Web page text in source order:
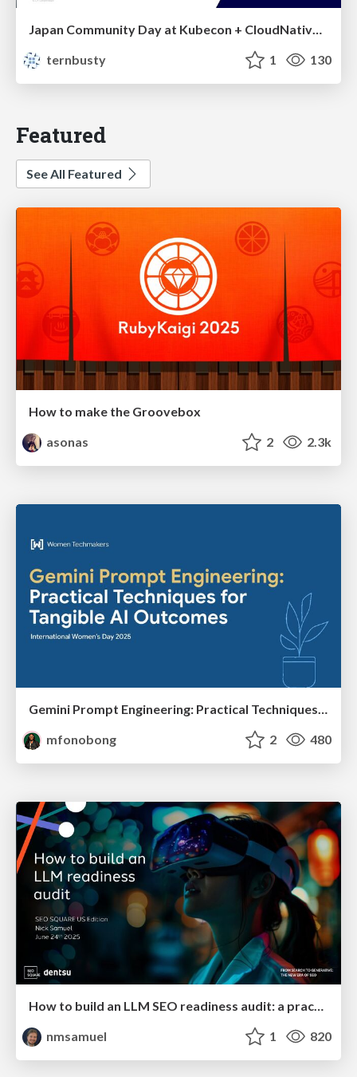
Japan Community Day at Kubecon + CloudNativeCon Japan 2026: Learning Container Privilege Control by Building My Own Low-Level Container Runtime
ternbusty
1 130
Featured
See All Featured
How to make the Groovebox
asonas
2 2.3k
Gemini Prompt Engineering: Practical Techniques for Tangible AI Outcomes
mfonobong
2 480
How to build an LLM SEO readiness audit: a practical framework
nmsamuel
1 820